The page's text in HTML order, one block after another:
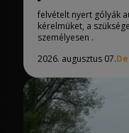
Egyetemen
felvételt nyert gólyák
kérelmüket, a
személyesen .
2026. augusztus 07.